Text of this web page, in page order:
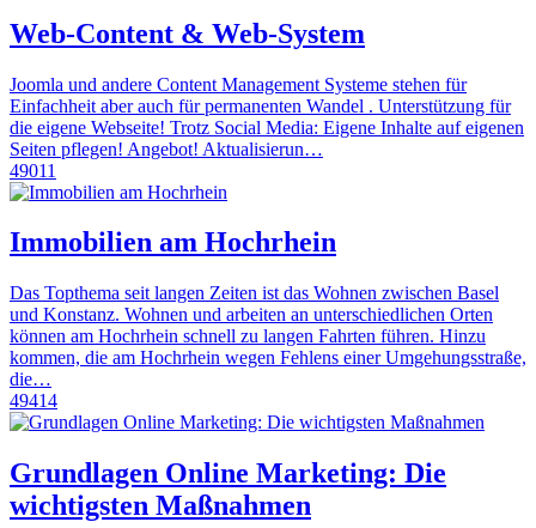
Web-Content & Web-System
Joomla und andere Content Management Systeme stehen für
Einfachheit aber auch für permanenten Wandel . Unterstützung für
die eigene Webseite! Trotz Social Media: Eigene Inhalte auf eigenen
Seiten pflegen! Angebot! Aktualisierun…
49011
Immobilien am Hochrhein
Das Topthema seit langen Zeiten ist das Wohnen zwischen Basel
und Konstanz. Wohnen und arbeiten an unterschiedlichen Orten
können am Hochrhein schnell zu langen Fahrten führen. Hinzu
kommen, die am Hochrhein wegen Fehlens einer Umgehungsstraße,
die…
49414
Grundlagen Online Marketing: Die
wichtigsten Maßnahmen